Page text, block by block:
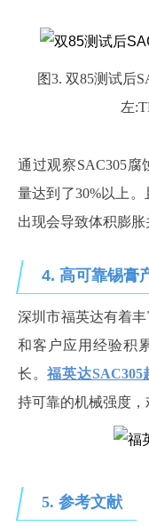
图3. 双85测试后
左
通过观察SAC305
量达到了30%以上
出现会导致体积膨胀
4. 高可靠锡膏
深圳市福英达有着
和客户应用经验积
长。福英达SAC305
持可靠的机械强度，
5. 参考文献